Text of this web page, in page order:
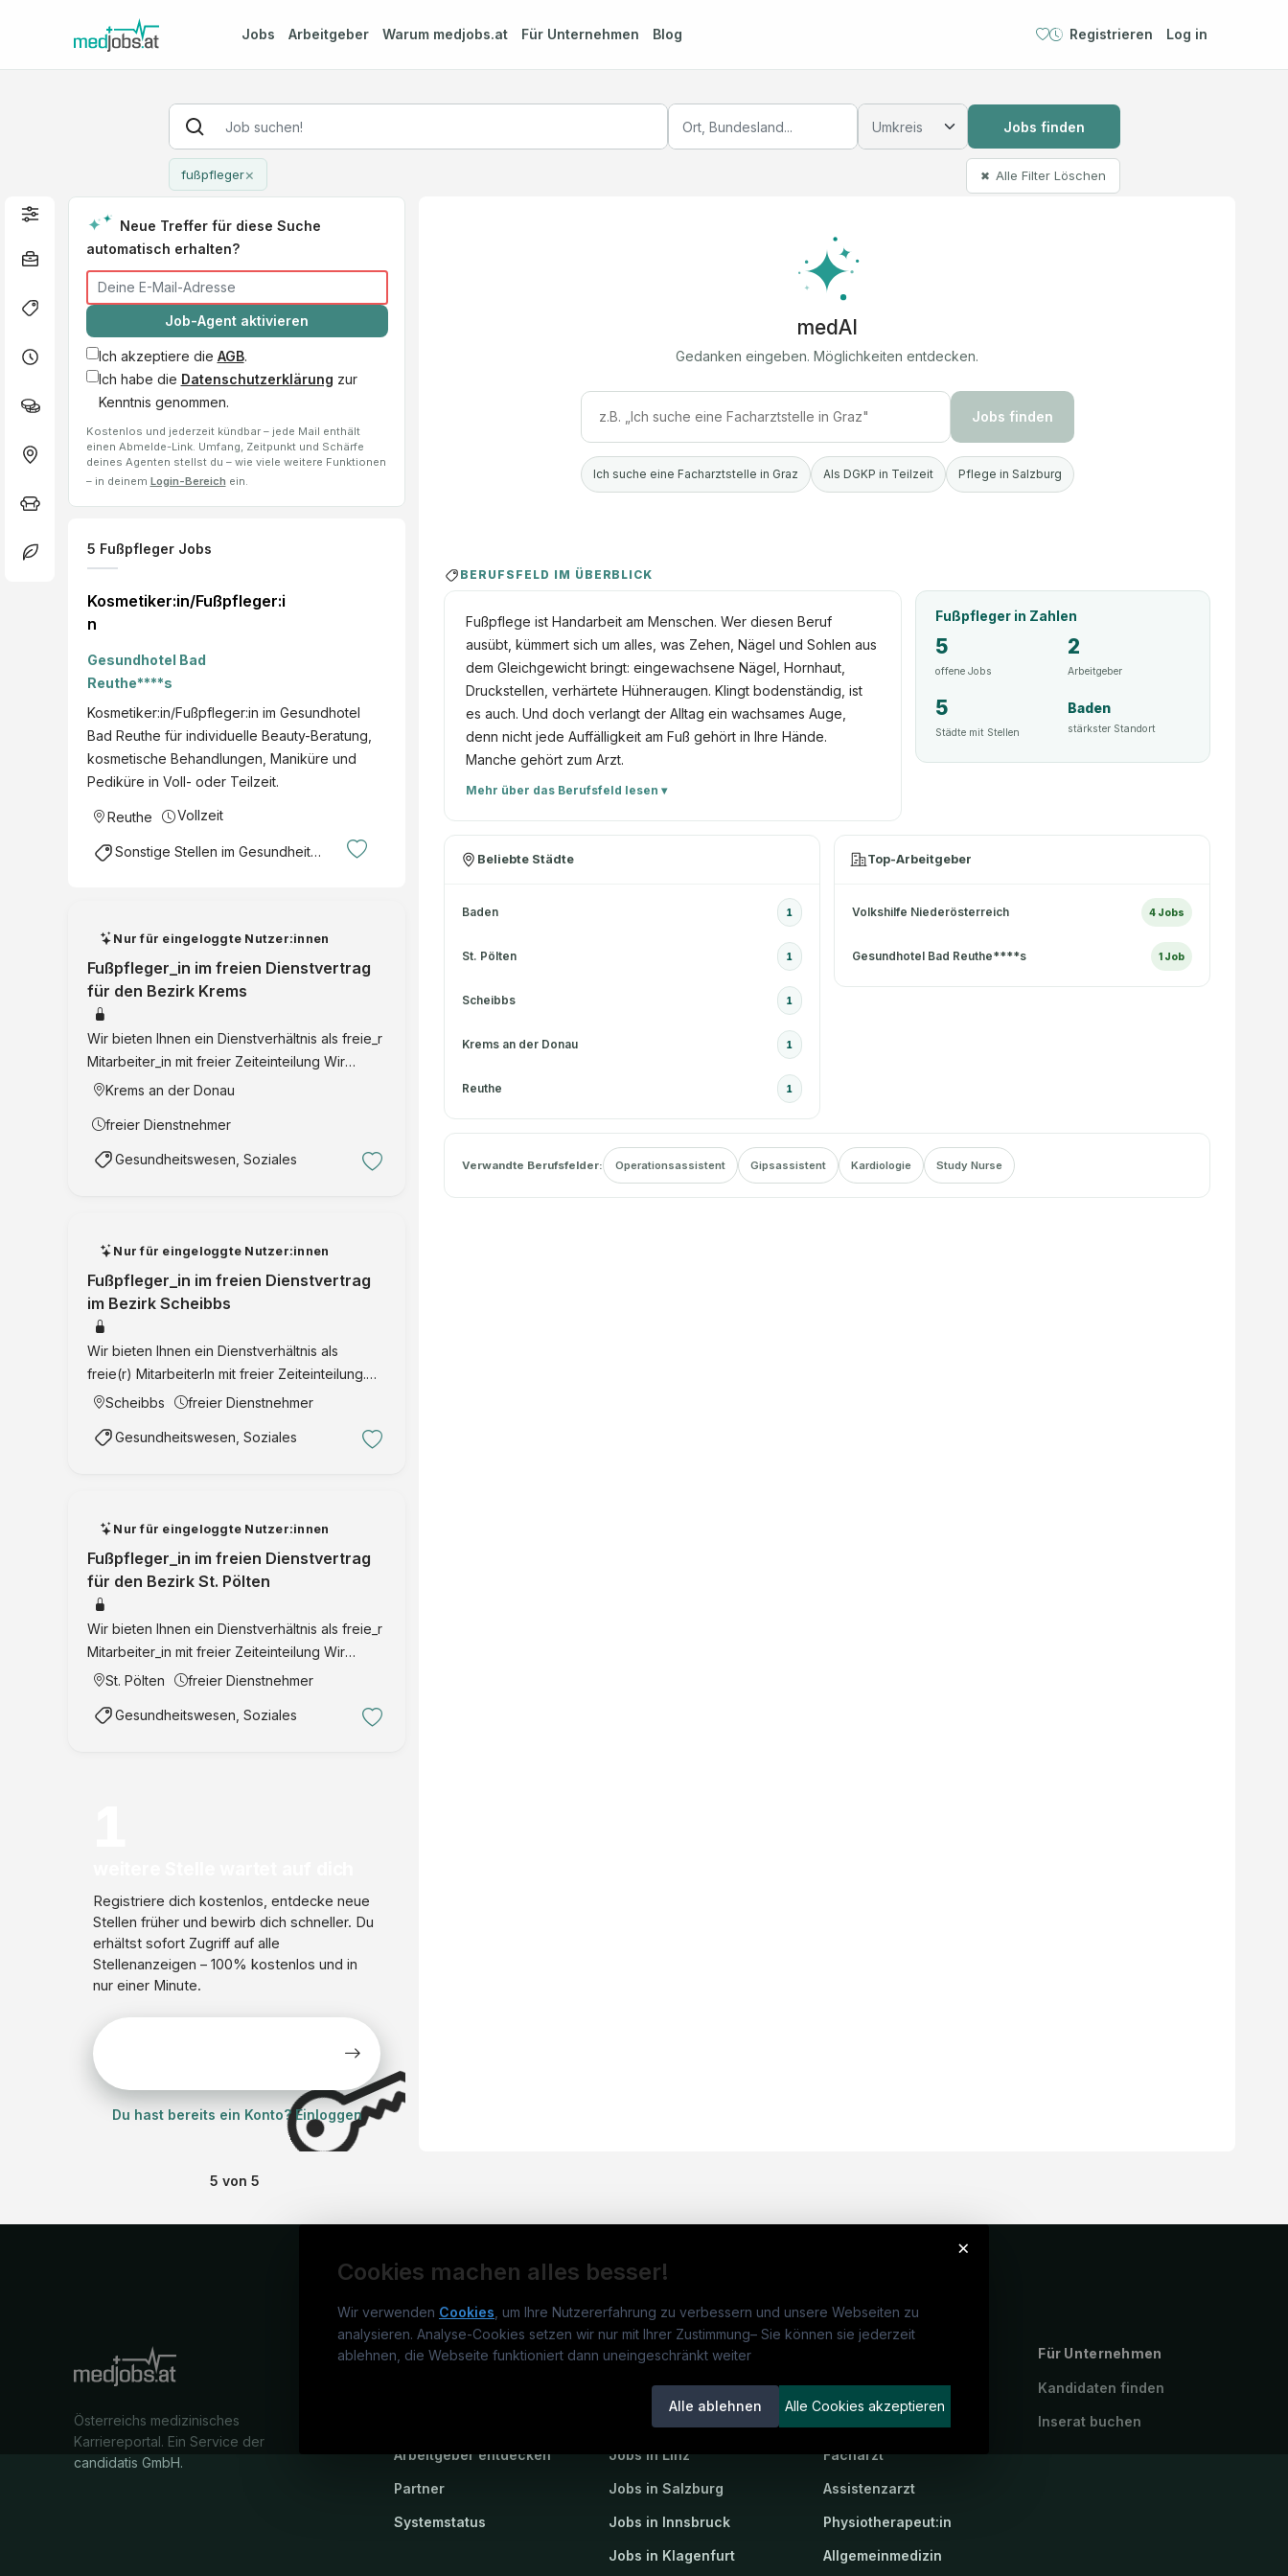
Jobs Arbeitgeber Warum medjobs.at Für Unternehmen Blog Registrieren Log in
Jobs finden
fußpfleger× ✖ Alle Filter Löschen
Neue Treffer für diese Suche
automatisch erhalten?
Job-Agent aktivieren
Ich akzeptiere die AGB.
Ich habe die Datenschutzerklärung zur
Kenntnis genommen.
Kostenlos und jederzeit kündbar – jede Mail enthält
einen Abmelde-Link. Umfang, Zeitpunkt und Schärfe
deines Agenten stellst du – wie viele weitere Funktionen
– in deinem Login-Bereich ein.
5 Fußpfleger Jobs
Kosmetiker:in/Fußpfleger:i
n
Gesundhotel Bad
Reuthe****s
Kosmetiker:in/Fußpfleger:in im Gesundhotel
Bad Reuthe für individuelle Beauty-Beratung,
kosmetische Behandlungen, Maniküre und
Pediküre in Voll- oder Teilzeit.
Reuthe Vollzeit
Sonstige Stellen im Gesundheitsbereich
Nur für eingeloggte Nutzer:innen
Fußpfleger_in im freien Dienstvertrag
für den Bezirk Krems
Wir bieten Ihnen ein Dienstverhältnis als freie_r
Mitarbeiter_in mit freier Zeiteinteilung Wir
freuen uns auf Ihre Online-Bewerbung mit
Qualifikationsnachweis. SERVICE MENSCH
GmbH Volk …
Krems an der Donau
freier Dienstnehmer
Gesundheitswesen, Soziales
Nur für eingeloggte Nutzer:innen
Fußpfleger_in im freien Dienstvertrag
im Bezirk Scheibbs
Wir bieten Ihnen ein Dienstverhältnis als
freie(r) MitarbeiterIn mit freier Zeiteinteilung.
Wir freuen uns auf Ihre Online-Bewerbung mit
Volkshilfe Niederösterreich Personalentwic …
Scheibbs freier Dienstnehmer
Gesundheitswesen, Soziales
Nur für eingeloggte Nutzer:innen
Fußpfleger_in im freien Dienstvertrag
für den Bezirk St. Pölten
Wir bieten Ihnen ein Dienstverhältnis als freie_r
Mitarbeiter_in mit freier Zeiteinteilung Wir
freuen uns auf Ihre Online-Bewerbung mit
Qualifikationsnachweis. SERVICE MENSCH
St. Pölten freier Dienstnehmer
Gesundheitswesen, Soziales
Registriere dich kostenlos, entdecke neue
Stellen früher und bewirb dich schneller. Du
erhältst sofort Zugriff auf alle
Stellenanzeigen – 100% kostenlos und in
nur einer Minute.
Du hast bereits ein Konto? Einloggen
5 von 5
medAI
Gedanken eingeben. Möglichkeiten entdecken.
Jobs finden
Ich suche eine Facharztstelle in Graz Als DGKP in Teilzeit Pflege in Salzburg
BERUFSFELD IM ÜBERBLICK
Fußpflege ist Handarbeit am Menschen. Wer diesen Beruf
ausübt, kümmert sich um alles, was Zehen, Nägel und Sohlen aus
dem Gleichgewicht bringt: eingewachsene Nägel, Hornhaut,
Druckstellen, verhärtete Hühneraugen. Klingt bodenständig, ist
es auch. Und doch verlangt der Alltag ein wachsames Auge,
denn nicht jede Auffälligkeit am Fuß gehört in Ihre Hände.
Manche gehört zum Arzt.
Mehr über das Berufsfeld lesen ▾
Fußpflegerin Zahlen
5
offene Jobs
2
Arbeitgeber
5
Städte mit Stellen
Baden
stärkster Standort
Beliebte Städte
Baden 1
St. Pölten 1
Scheibbs 1
Krems an der Donau 1
Reuthe 1
Top-Arbeitgeber
Volkshilfe Niederösterreich 4 Jobs
Gesundhotel Bad Reuthe****s 1 Job
Verwandte Berufsfelder: Operationsassistent Gipsassistent Kardiologie Study Nurse
×
Cookies machen alles besser!
Wir verwenden Cookies , um Ihre Nutzererfahrung zu verbessern und unsere Webseiten zu
analysieren. Analyse-Cookies setzen wir nur mit Ihrer Zustimmung– Sie können sie jederzeit
ablehnen, die Webseite funktioniert dann uneingeschränkt weiter
Alle ablehnen
Alle Cookies akzeptieren
Österreichs medizinisches
Karriereportal. Ein Service der
candidatis GmbH.
medjobs.at
Arbeitgeber entdecken
Partner
Systemstatus
Jobs
Jobs in Wien
Jobs in Linz
Jobs in Salzburg
Jobs in Innsbruck
Jobs in Klagenfurt
DGKP
Facharzt
Assistenzarzt
Physiotherapeut:in
Allgemeinmedizin
Für Unternehmen
Kandidaten finden
Inserat buchen